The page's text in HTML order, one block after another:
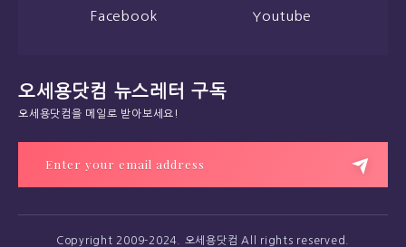
Facebook Youtube
오세용닷컴 뉴스레터 구독
오세용닷컴을 메일로 받아보세요!
Copyright 2009-2024. 오세용닷컴 All rights reserved.